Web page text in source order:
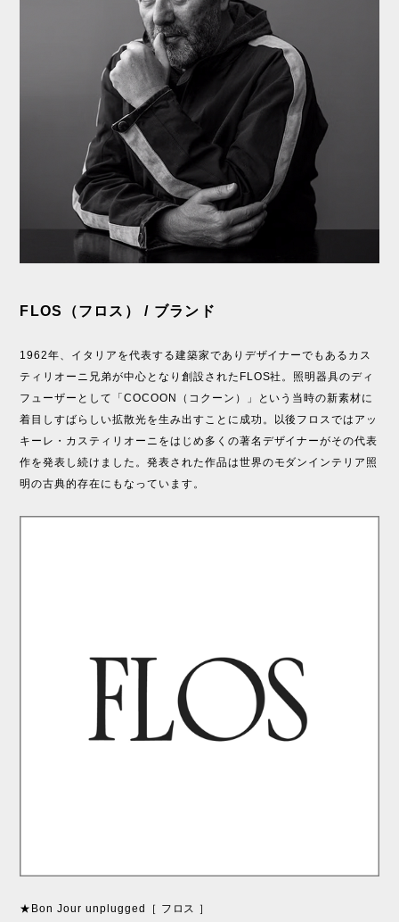
FLOS（フロス） / ブランド
1962年、イタリアを代表する建築家でありデザイナーでもあるカス
ティリオーニ兄弟が中心となり創設されたFLOS社。照明器具のディ
フューザーとして「COCOON（コクーン）」という当時の新素材に
着目しすばらしい拡散光を生み出すことに成功。以後フロスではアッ
キーレ・カスティリオーニをはじめ多くの著名デザイナーがその代表
作を発表し続けました。発表された作品は世界のモダンインテリア照
明の古典的存在にもなっています。
★Bon Jour unplugged［ フロス ］